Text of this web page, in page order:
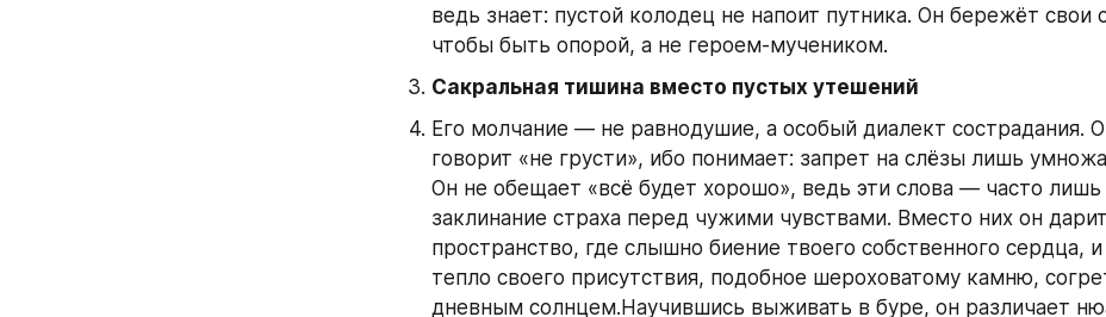
ведь знает: пустой колодец не напоит путника. Он бережёт свои
чтобы быть опорой, а не героем‑мучеником.
Сакральная тишина вместо пустых утешений
Его молчание — не равнодушие, а особый диалект сострадания.
говорит «не грусти», ибо понимает: запрет на слёзы лишь
Он не обещает «всё будет хорошо», ведь эти слова — часто лишь
заклинание страха перед чужими чувствами. Вместо них он
пространство, где слышно биение твоего собственного сердца,
тепло своего присутствия, подобное шероховатому камню,
дневным солнцем.Научившись выживать в буре, он различает